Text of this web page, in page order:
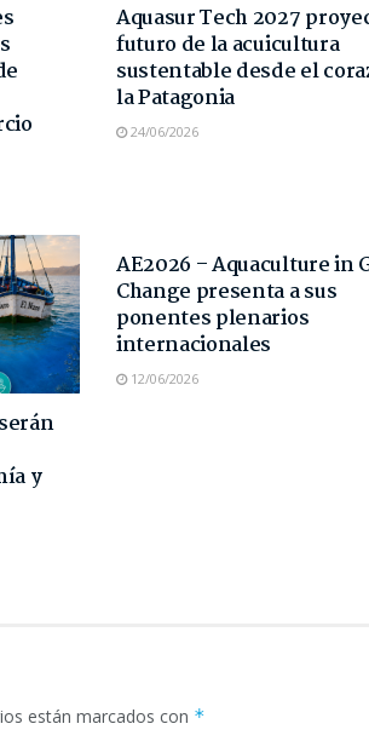
Aquasur Tech 2027
futuro de la acuicultura
sustentable desde el
la Patagonia
24/06/2026
y
AE2026 – Aquaculture in
Change presenta a sus
ponentes plenarios
internacionales
12/06/2026
están marcados con *